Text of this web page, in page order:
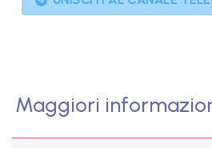
Maggiori